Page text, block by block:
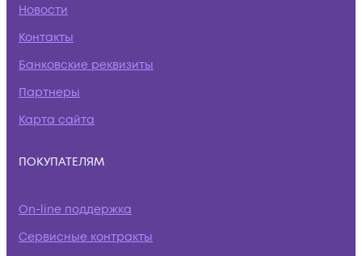
Новости
Контакты
Банковские реквизиты
Партнеры
Карта сайта
ПОКУПАТЕЛЯМ
On-line поддержка
Сервисные контракты